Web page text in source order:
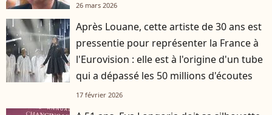
26 mars 2026
Après Louane, cette artiste de 30 ans est
pressentie pour représenter la France à
l'Eurovision : elle est à l'origine d'un tube
qui a dépassé les 50 millions d'écoutes
17 février 2026